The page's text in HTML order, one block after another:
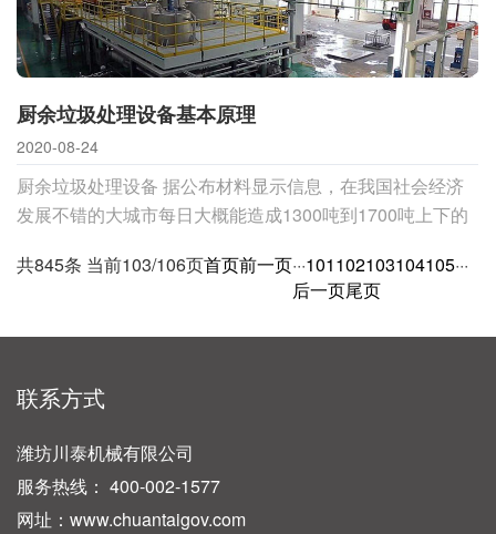
厨余垃圾处理设备基本原理
2020-08-24
厨余垃圾处理设备 据公布材料显示信息，在我国社会经济
发展不错的大城市每日大概能造成1300吨到1700吨上下的
对生态环境保
共845条 当前103/106页首页前一页···101102103104105···
后一页尾页
联系方式
潍坊川泰机械有限公司
服务热线： 400-002-1577
网址：www.chuantaigov.com